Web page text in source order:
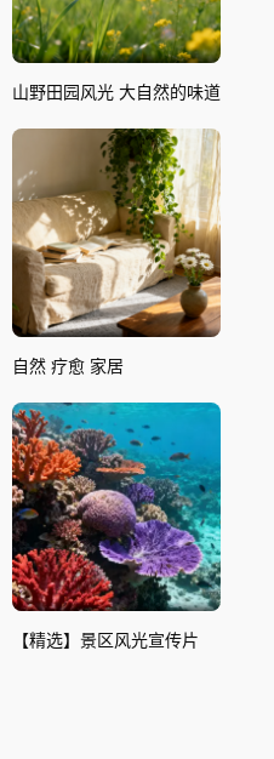
山野田园风光 大自然的味道
自然 疗愈 家居
【精选】景区风光宣传片